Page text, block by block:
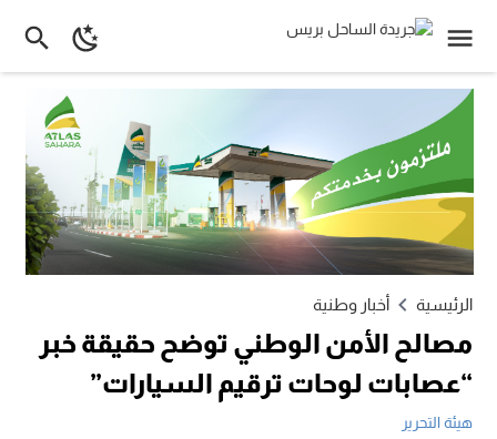
الرئيسية أخبار وطنية
مصالح الأمن الوطني توضح حقيقة خبر
“عصابات لوحات ترقيم السيارات”
هيئة التحرير